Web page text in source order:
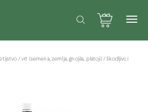
NAKUPU? Pišite na: info@zrno.si
/vrt (semena, zemlja, gnojila, platoji) /škodljivci